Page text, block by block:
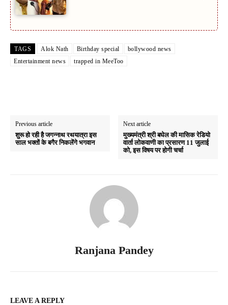
TAGS Alok Nath Birthday special
bollywood news
Entertainment news
trapped in MeeToo
Previous article
शुरू हो रही है जगन्नाथ रथयात्रा इस
साल भक्तों के बगैर निकलेंगे भगवान
Next article
मुख्यमंत्री श्री बघेल की मासिक रेडियो
वार्ता लोकवाणी का प्रसारण 11 जुलाई
को, इस विषय पर होगी चर्चा
Ranjana Pandey
LEAVE A REPLY